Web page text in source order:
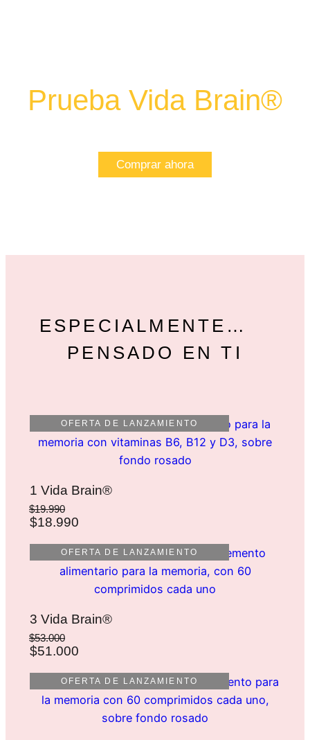
Prueba Vida Brain®
Comprar ahora
ESPECIALMENTE…
PENSADO EN TI
OFERTA DE LANZAMIENTO
1 Vida Brain®
$19.990
$18.990
OFERTA DE LANZAMIENTO
3 Vida Brain®
$53.000
$51.000
OFERTA DE LANZAMIENTO